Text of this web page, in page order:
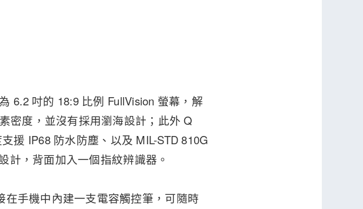
6.2 吋的 18:9 比例 FullVision 螢幕，解
密度，並沒有採用瀏海設計；此外 Q
援 IP68 防水防塵、以及 MIL-STD 810G
計，背面加入一個指紋辨識器。
手機中內建一支電容觸控筆，可隨時